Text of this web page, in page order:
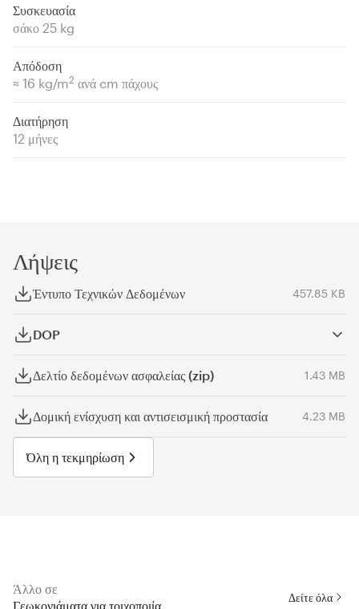
Συσκευασία
σάκο 25 kg
Απόδοση
≈ 16 kg/m2 ανά cm πάχους
Διατήρηση
12 μήνες
Λήψεις
Έντυπο Τεχνικών Δεδομένων 457.85 KB
DOP
Δελτίο δεδομένων ασφαλείας (zip) 1.43 MB
Δομική ενίσχυση και αντισεισμική προστασία 4.23 MB
Όλη η τεκμηρίωση
Άλλο σε
Γεωκονιάματα για τοιχοποιία
Δείτε όλα